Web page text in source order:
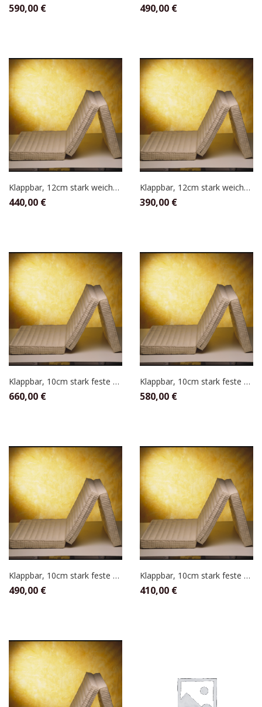
590,00 € 490,00 €
Klappbar, 12cm stark weicher befüllt 90 x 200
440,00 €
Klappbar, 12cm stark weicher befüllt 90 x 190
390,00 €
Klappbar, 10cm stark feste Befüllung 160 x 200
660,00 €
Klappbar, 10cm stark feste Befüllung 140 x 200
580,00 €
Klappbar, 10cm stark feste Befüllung 120 x 200
490,00 €
Klappbar, 10cm stark feste Befüllung 100 x 200
410,00 €